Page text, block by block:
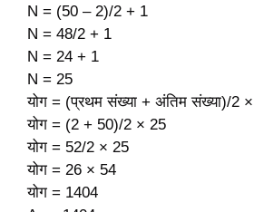
N = (50 – 2)/2 + 1
N = 48/2 + 1
N = 24 + 1
N = 25
योग = (प्रथम संख्या + अंतिम संख्या)/2
योग = (2 + 50)/2 × 25
योग = 52/2 × 25
योग = 26 × 54
योग = 1404